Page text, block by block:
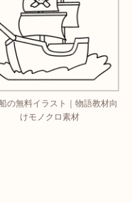
の無料イラスト｜物語教材向
けモノクロ素材